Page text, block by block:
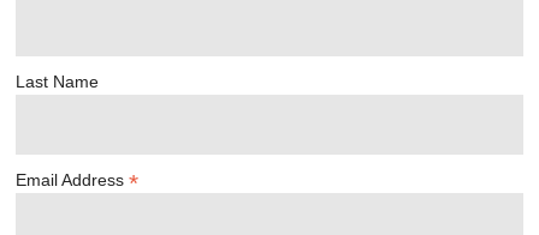
Last Name
Email Address*